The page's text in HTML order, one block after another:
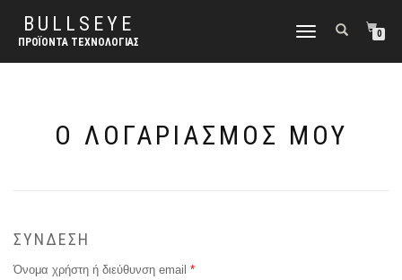
BULLSEYE
ΠΡΟΪΌΝΤΑ ΤΕΧΝΟΛΟΓΊΑΣ
ΕΝΑΛΛΑΓΉ
0
Ο ΛΟΓΑΡΙΑΣΜΌΣ ΜΟΥ
ΣΎΝΔΕΣΗ
Όνομα χρήστη ή διεύθυνση email *Απαιτείται